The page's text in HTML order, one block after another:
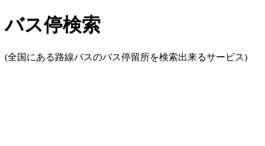
バス停検索
(全国にある路線バスのバス停留所を検索出来るサービス)